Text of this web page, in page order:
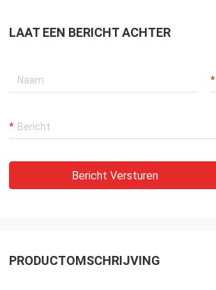
LAAT EEN BERICHT ACHTER
Bericht Versturen
PRODUCTOMSCHRIJVING